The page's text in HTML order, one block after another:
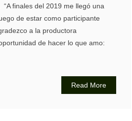
finales del 2019 me llegó una
de estar como participante
a la productora
de hacer lo que amo:
Read More